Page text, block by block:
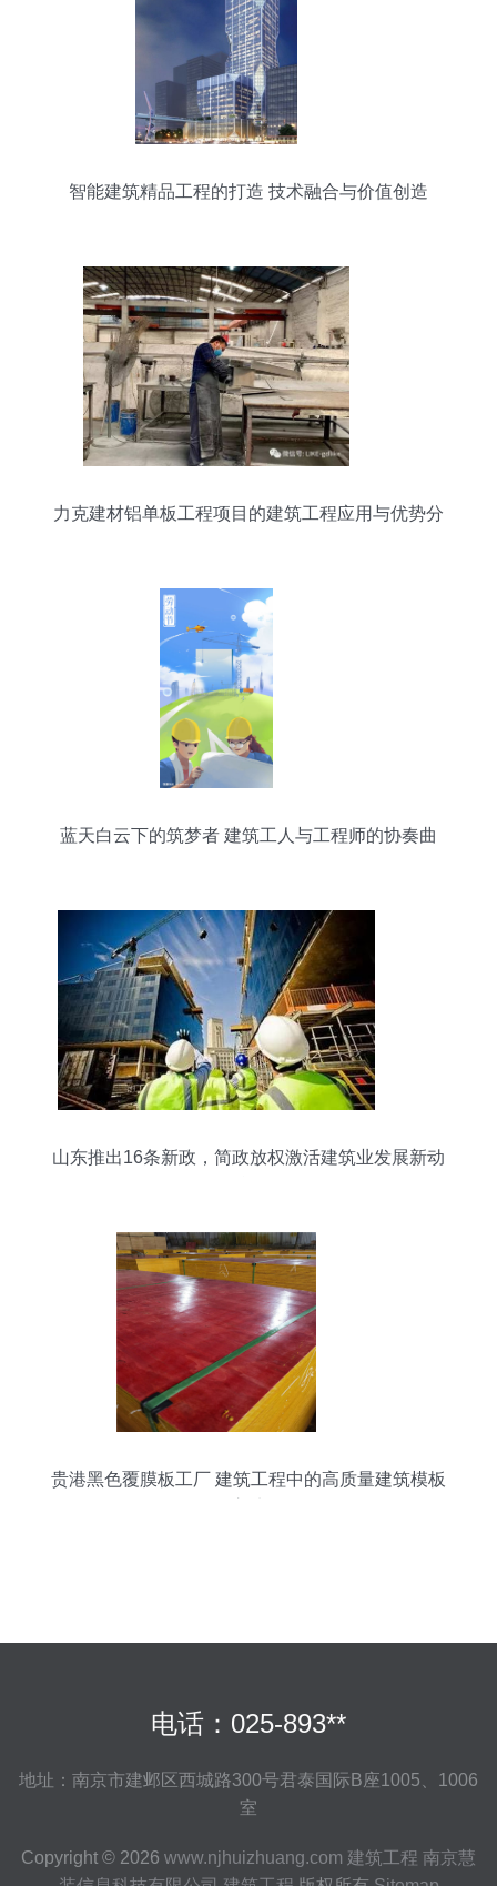
智能建筑精品工程的打造 技术融合与价值创造
力克建材铝单板工程项目的建筑工程应用与优势分
蓝天白云下的筑梦者 建筑工人与工程师的协奏曲
山东推出16条新政，简政放权激活建筑业发展新动
贵港黑色覆膜板工厂 建筑工程中的高质量建筑模板
电话：025-893**
地址：南京市建邺区西城路300号君泰国际B座1005、1006
室
Copyright © 2026 www.njhuizhuang.com 建筑工程 南京慧